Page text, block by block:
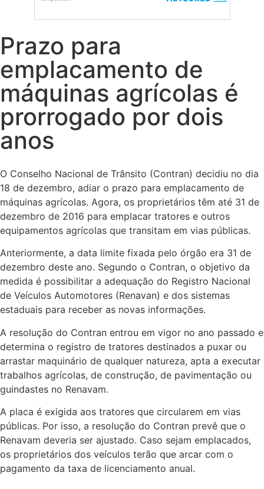
Prazo para
emplacamento de
máquinas agrícolas é
prorrogado por dois
anos
O Conselho Nacional de Trânsito (Contran) decidiu no dia
18 de dezembro, adiar o prazo para emplacamento de
máquinas agrícolas. Agora, os proprietários têm até 31 de
dezembro de 2016 para emplacar tratores e outros
equipamentos agrícolas que transitam em vias públicas.
Anteriormente, a data limite fixada pelo órgão era 31 de
dezembro deste ano. Segundo o Contran, o objetivo da
medida é possibilitar a adequação do Registro Nacional
de Veículos Automotores (Renavan) e dos sistemas
estaduais para receber as novas informações.
A resolução do Contran entrou em vigor no ano passado e
determina o registro de tratores destinados a puxar ou
arrastar maquinário de qualquer natureza, apta a executar
trabalhos agrícolas, de construção, de pavimentação ou
guindastes no Renavam.
A placa é exigida aos tratores que circularem em vias
públicas. Por isso, a resolução do Contran prevê que o
Renavam deveria ser ajustado. Caso sejam emplacados,
os proprietários dos veículos terão que arcar com o
pagamento da taxa de licenciamento anual.